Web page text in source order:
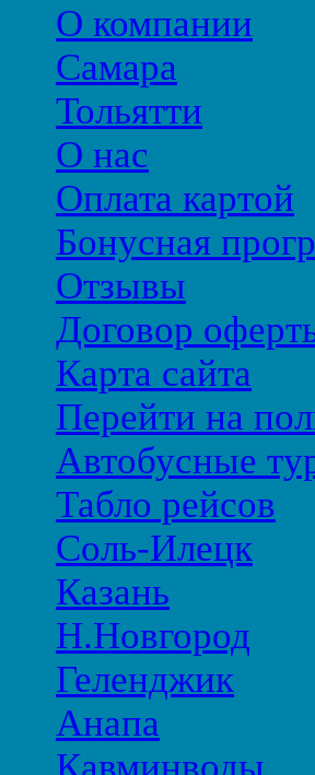
О компании
Самара
Тольятти
О нас
Оплата картой
Бонусная
Отзывы
Договор
Карта сайта
Перейти на
Автобусные
Табло рейсов
Соль-Илецк
Казань
Н.Новгород
Геленджик
Анапа